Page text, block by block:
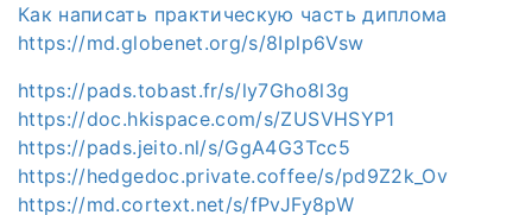
Как написать практическую часть диплома
https://md.globenet.org/s/8Iplp6Vsw
https://pads.tobast.fr/s/ly7Gho8l3g
https://doc.hkispace.com/s/ZUSVHSYP1
https://pads.jeito.nl/s/GgA4G3Tcc5
https://hedgedoc.private.coffee/s/pd9Z2k_Ov
https://md.cortext.net/s/fPvJFy8pW